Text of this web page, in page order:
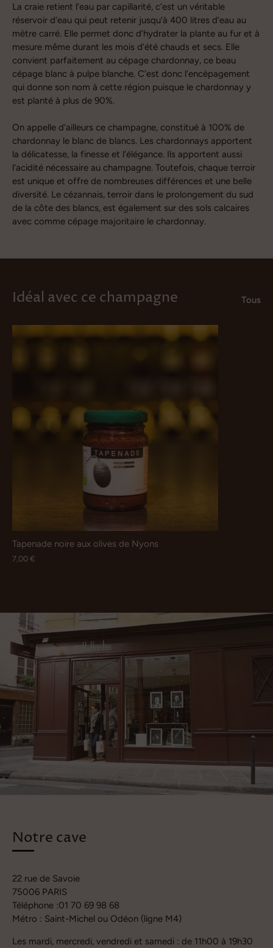
La craie retient l’eau par capillarité, c’est un véritable
réservoir d’eau qui peut retenir jusqu’à 400 litres d’eau au
mètre carré. Elle permet donc d’hydrater la plante au fur et à
mesure même durant les mois d’été chauds et secs. Elle
convient parfaitement au cépage chardonnay, ce beau
cépage blanc à pulpe blanche. C’est donc l’encèpagement
qui donne son nom à cette région puisque le chardonnay y
est planté à plus de 90%.
On appelle d’ailleurs ce champagne, constitué à 100% de
chardonnay le blanc de blancs. Les chardonnays apportent
la délicatesse, la finesse et l’élégance. Ils apportent aussi
l’acidité nécessaire au champagne. Toutefois, chaque terroir
est unique et offre de nombreuses différences et une belle
diversité. Le cézannais, terroir dans le prolongement du sud
de la côte des blancs, est également sur des sols calcaires
avec comme cépage majoritaire le chardonnay.
Idéal avec ce champagne Tous
Tapenade noire aux olives de Nyons
7,00 €
Notre cave
22 rue de Savoie
75006 PARIS
Téléphone :01 70 69 98 68
Métro : Saint-Michel ou Odéon (ligne M4)
Les mardi, mercredi, vendredi et samedi : de 11h00 à 19h30